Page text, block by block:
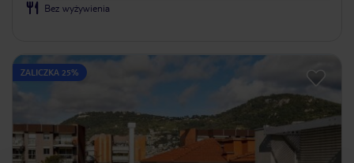
Bez wyżywienia
ZALICZKA 25%